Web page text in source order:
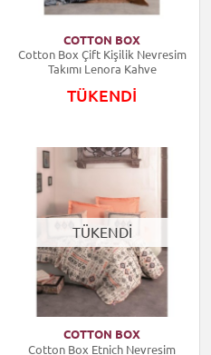
COTTON BOX
Cotton Box Çift Kişilik Nevresim
Takımı Lenora Kahve
TÜKENDİ
TÜKENDİ
COTTON BOX
Cotton Box Etnich Nevresim